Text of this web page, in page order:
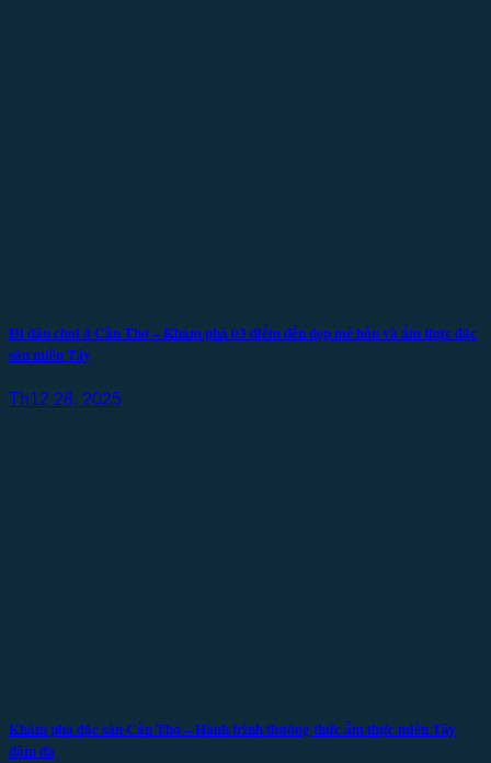
Đi đâu chơi ở Cần Thơ – Khám phá 03 điểm đến đẹp mê hồn và ẩm thực đặc
sản miền Tây
Th12 28, 2025
Khám phá đặc sản Cần Thơ – Hành trình thưởng thức ẩm thực miền Tây
đậm đà